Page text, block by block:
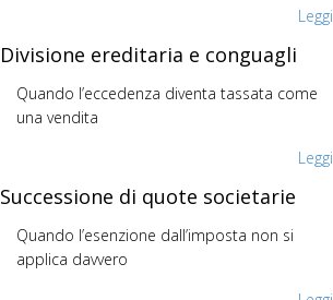
Leggi
Divisione ereditaria e conguagli
Quando l’eccedenza diventa tassata come
una vendita
Leggi
Successione di quote societarie
Quando l’esenzione dall’imposta non si
applica davvero